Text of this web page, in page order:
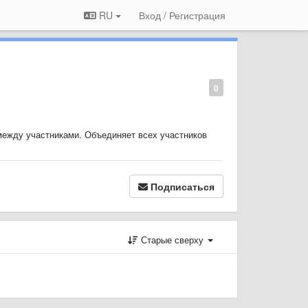
RU Вход / Регистрация
0
участниками. Объединяет всех участников
Подписаться
Старые сверху